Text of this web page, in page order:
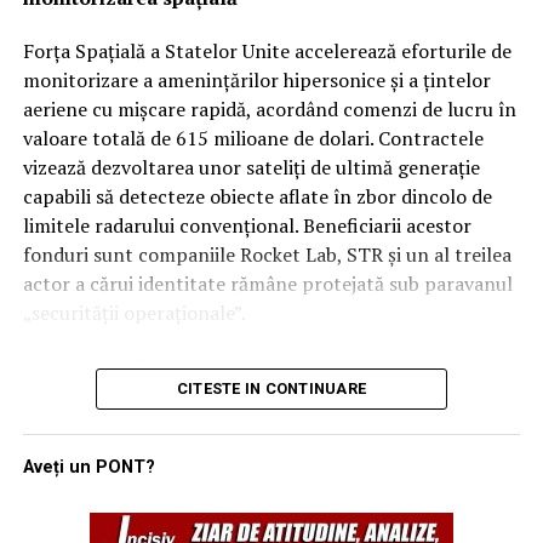
instantaneu.
regionali, unii analiști rămân sceptici cu privire la
Rămâne de văzut dacă, în cazul unui atac iminent din
partea proxy-urilor Teheranului, Ankara și Islamabadul
vor interveni militar pentru a proteja regatul saudit,
transformând semnăturile de astăzi într-o realitate
operativă.
Forța Spațială a Statelor Unite accelerează eforturile de
monitorizare a amenințărilor hipersonice și a țintelor
aeriene cu mișcare rapidă, acordând comenzi de lucru în
valoare totală de 615 milioane de dolari. Contractele
vizează dezvoltarea unor sateliți de ultimă generație
capabili să detecteze obiecte aflate în zbor dincolo de
limitele radarului convențional. Beneficiarii acestor
fonduri sunt companiile Rocket Lab, STR și un al treilea
actor a cărui identitate rămâne protejată sub paravanul
„securității operaționale”.
Această rundă de finanțare reprezintă o etapă esențială
în programul SB-AMTI (Space-Based Airborne Moving
lansat în luna aprilie a acestui an. Inițiativa este
gestionată de biroul de portofoliu pentru detecție și
țintire spațială, având ca scop final crearea unei rețele
CITESTE IN CONTINUARE
Aveți un PONT?